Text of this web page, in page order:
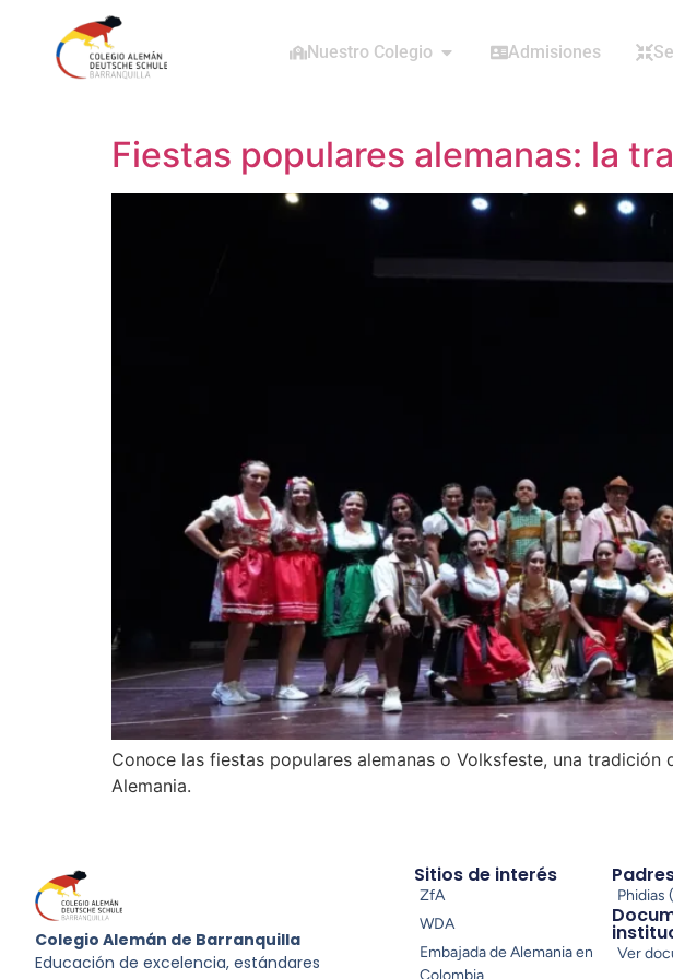
Nuestro Colegio Admisiones
Fiestas populares alemanas: la
Conoce las fiestas populares alemanas o Volksfeste, una
Alemania.
Colegio Alemán de Barranquilla
Educación de excelencia, estándares
Sitios de interés
ZfA
WDA
Embajada de Alemania en
Phidias
Ver